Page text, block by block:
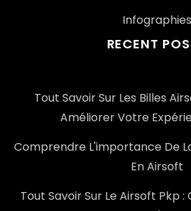
Infographies
RECENT
Tout Savoir Sur Les Billes
Améliorer Votre
Comprendre L'importance De
En Airsoft
Tout Savoir Sur Le Airsoft Pkp